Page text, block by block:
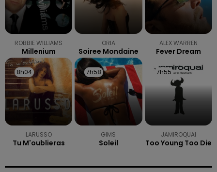
ROBBIE WILLIAMS
Millenium
ORIA
Soiree Mondaine
ALEX WARREN
Fever Dream
8h04
8h04
LARUSSO
Tu M'oublieras
7h58
7h58
GIMS
Soleil
7h55
7h55
JAMIROQUAI
Too Young Too Die